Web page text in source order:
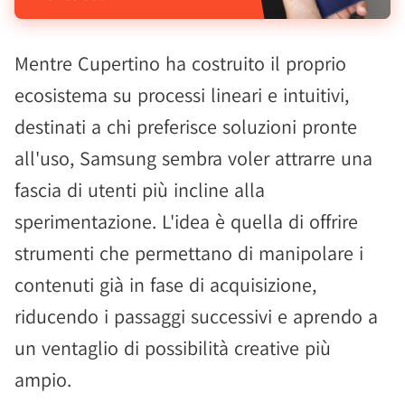
Mentre Cupertino ha costruito il proprio
ecosistema su processi lineari e intuitivi,
destinati a chi preferisce soluzioni pronte
all'uso, Samsung sembra voler attrarre una
fascia di utenti più incline alla
sperimentazione. L'idea è quella di offrire
strumenti che permettano di manipolare i
contenuti già in fase di acquisizione,
riducendo i passaggi successivi e aprendo a
un ventaglio di possibilità creative più
ampio.